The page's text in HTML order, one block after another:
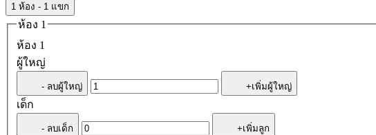
1 ห้อง - 1 แขก
ห้อง 1
ห้อง 1
ผู้ใหญ่
- ลบผู้ใหญ่ +เพิ่มผู้ใหญ่
เด็ก
- ลบเด็ก +เพิ่มลูก